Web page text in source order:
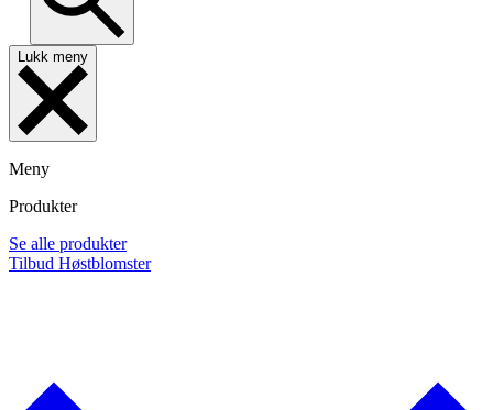
Lukk meny
Meny
Produkter
Se alle produkter
Tilbud Høstblomster